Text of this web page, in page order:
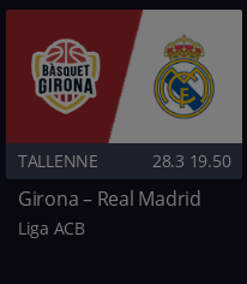
TALLENNE 28.3 19.50
Girona – Real Madrid
Liga ACB